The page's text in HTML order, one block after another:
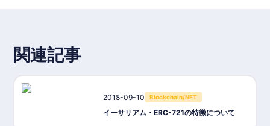
関連記事
2018-09-10 Blockchain/NFT
イーサリアム・ERC-721の特徴について